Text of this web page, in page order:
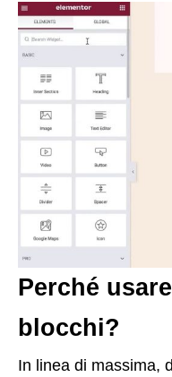
Perché
blocchi?
In linea di massima,